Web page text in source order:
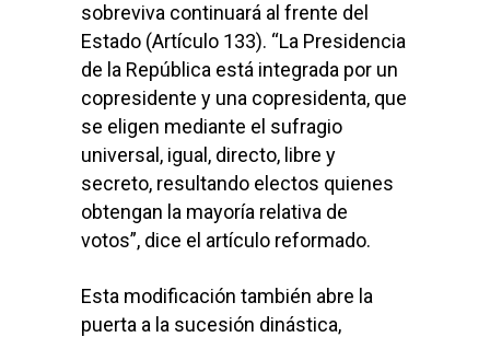
sobreviva continuará al frente del
Estado (Artículo 133). “La Presidencia
de la República está integrada por un
copresidente y una copresidenta, que
se eligen mediante el sufragio
universal, igual, directo, libre y
secreto, resultando electos quienes
obtengan la mayoría relativa de
votos”, dice el artículo reformado.
Esta modificación también abre la
puerta a la sucesión dinástica,